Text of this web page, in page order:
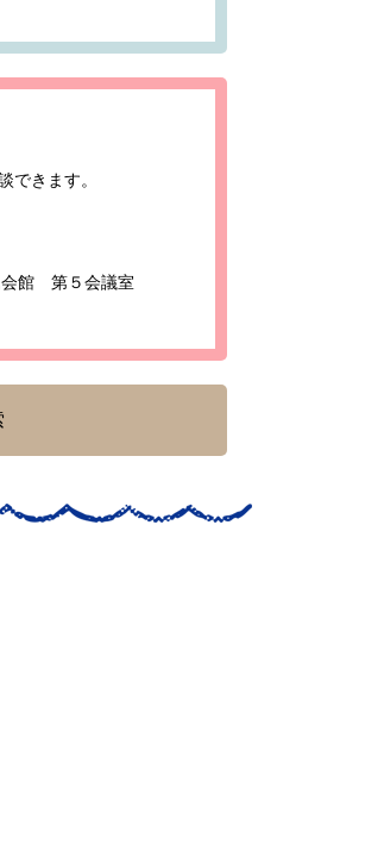
できます。
会館 第５会議室